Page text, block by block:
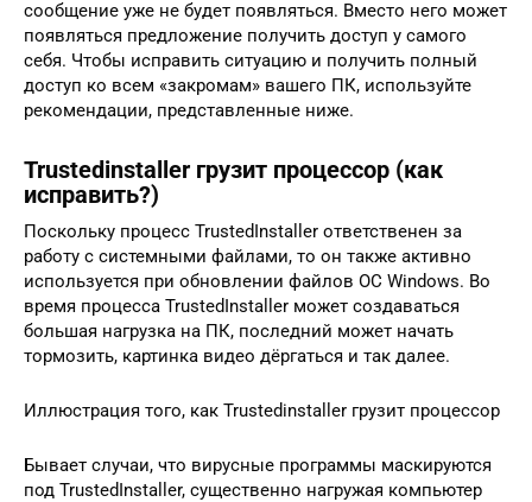
сообщение уже не будет появляться. Вместо него может
появляться предложение получить доступ у самого
себя. Чтобы исправить ситуацию и получить полный
доступ ко всем «закромам» вашего ПК, используйте
рекомендации, представленные ниже.
Trustedinstaller грузит процессор (как
исправить?)
Поскольку процесс TrustedInstaller ответственен за
работу с системными файлами, то он также активно
используется при обновлении файлов ОС Windows. Во
время процесса TrustedInstaller может создаваться
большая нагрузка на ПК, последний может начать
тормозить, картинка видео дёргаться и так далее.
Иллюстрация того, как Trustedinstaller грузит процессор
Бывает случаи, что вирусные программы маскируются
под TrustedInstaller, существенно нагружая компьютер